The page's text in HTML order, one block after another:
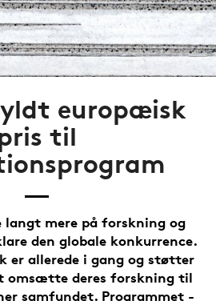
europæisk
til
langt mere på forskning og
den globale konkurrence.
er allerede i gang og støtter
omsætte deres forskning til
samfundet. Programmet -